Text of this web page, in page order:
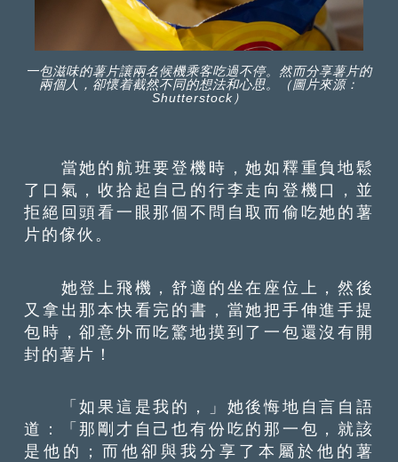
一包滋味的薯片讓兩名候機乘客吃過不停。然而分享薯片的
兩個人，卻懷着截然不同的想法和心思。（圖片來源：
Shutterstock）
當她的航班要登機時，她如釋重負地鬆
了口氣，收拾起自己的行李走向登機口，並
拒絕回頭看一眼那個不問自取而偷吃她的薯
片的傢伙。
她登上飛機，舒適的坐在座位上，然後
又拿出那本快看完的書，當她把手伸進手提
包時，卻意外而吃驚地摸到了一包還沒有開
封的薯片！
「如果這是我的，」她後悔地自言自語
道：「那剛才自己也有份吃的那一包，就該
是他的；而他卻與我分享了本屬於他的薯